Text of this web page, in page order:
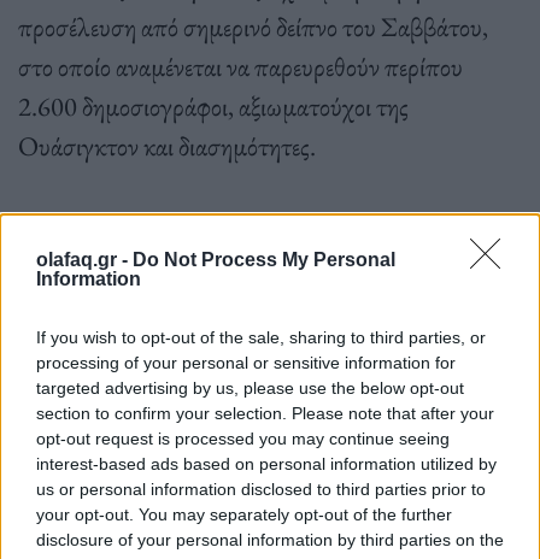
olafaq.gr - Do Not Process My Personal
Information
If you wish to opt-out of the sale, sharing to third parties, or
processing of your personal or sensitive information for
targeted advertising by us, please use the below opt-out
section to confirm your selection. Please note that after your
opt-out request is processed you may continue seeing
interest-based ads based on personal information utilized by
us or personal information disclosed to third parties prior to
your opt-out. You may separately opt-out of the further
disclosure of your personal information by third parties on the
προσέλευση από σημερινό δείπνο του Σαββάτου,
στο οποίο αναμένεται να παρευρεθούν περίπου
2.600 δημοσιογράφοι, αξιωματούχοι της
Ουάσιγκτον και διασημότητες.
Η Ένωση Ανταποκριτών του Λευκού Οίκου
ιδρύθηκε το 1914 και διοργανώνει δείπνο σχεδόν
κάθε χρόνο από το 1921 για τους δημοσιογράφους
που καλύπτουν την αμερικανική προεδρία και η
Ένωση συγκεντρώνει χρήματα για υποτροφίες.